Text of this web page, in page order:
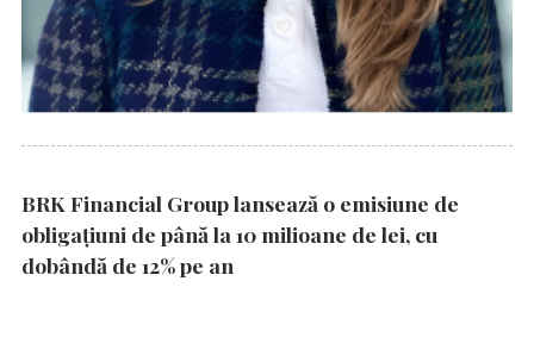
BRK Financial Group lansează o emisiune de
obligațiuni de până la 10 milioane de lei, cu
dobândă de 12% pe an